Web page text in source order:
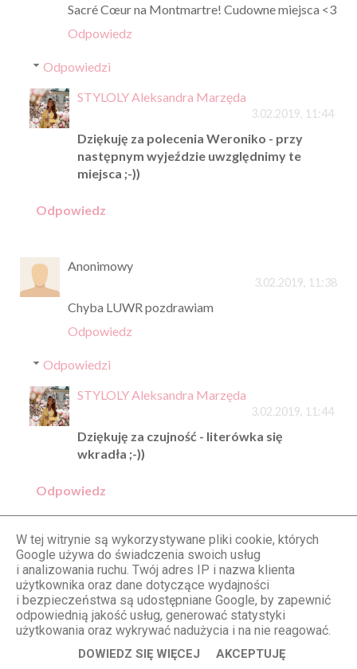
Sacré Cœur na Montmartre! Cudowne miejsca <3
Odpowiedz
Odpowiedzi
STYLOLY Aleksandra Marzęda
3.02.2019, 11:44
Dziękuję za polecenia Weroniko - przy
następnym wyjeździe uwzględnimy te
miejsca ;-))
Odpowiedz
Anonimowy
3.02.2019, 11:38
Chyba LUWR pozdrawiam
Odpowiedz
Odpowiedzi
STYLOLY Aleksandra Marzęda
3.02.2019, 11:44
Dziękuję za czujność - literówka się
wkradła ;-))
Odpowiedz
Star on earth
3.02.2019, 14:43
Przecudne klimatyczne zdjęcia ! Kocham Paryż
kazdy czy lato czy wiosna czy zima. Miejsce do
którego można wracać tak jak do Wenecji :) ja już
pisałam na Instagramie ale dla innych powtórzę :
dzielnica Montmarte ( widok na panoramę
W tej witrynie są wykorzystywane pliki cookie, których
Google używa do świadczenia swoich usług
i analizowania ruchu. Twój adres IP i nazwa klienta
użytkownika oraz dane dotyczące wydajności
i bezpieczeństwa są udostępniane Google, by zapewnić
odpowiednią jakość usług, generować statystyki
użytkowania oraz wykrywać nadużycia i na nie reagować.
DOWIEDZ SIĘ WIĘCEJ AKCEPTUJĘ